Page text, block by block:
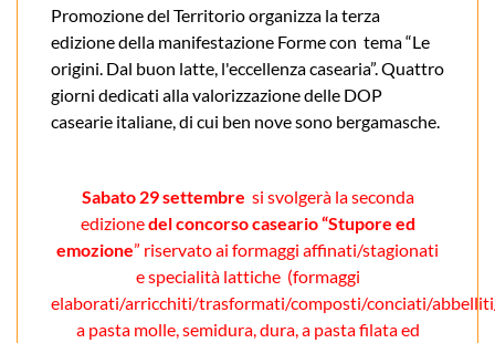
Promozione del Territorio organizza la terza
edizione della manifestazione Forme con tema “Le
origini. Dal buon latte, l'eccellenza casearia”. Quattro
giorni dedicati alla valorizzazione delle DOP
casearie italiane, di cui ben nove sono bergamasche.
Sabato 29 settembre si svolgerà la seconda
edizionedel concorso caseario “Stupore ed
emozione” riservato ai formaggi affinati/stagionati
e specialità lattiche (formaggi
elaborati/arricchiti/trasformati/composti/conciati/
a pasta molle, semidura, dura, a pasta filata ed